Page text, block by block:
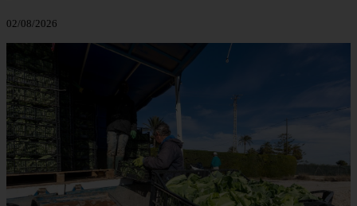
02/08/2026